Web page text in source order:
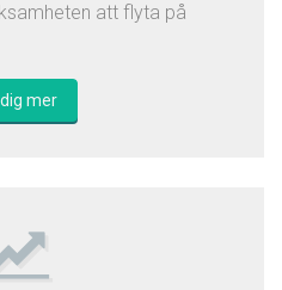
att flyta på
mer